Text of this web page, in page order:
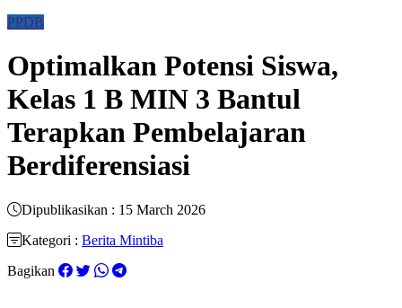
PPDB
Optimalkan Potensi Siswa,
Kelas 1 B MIN 3 Bantul
Terapkan Pembelajaran
Berdiferensiasi
Dipublikasikan : 15 March 2026
Kategori : Berita Mintiba
Bagikan